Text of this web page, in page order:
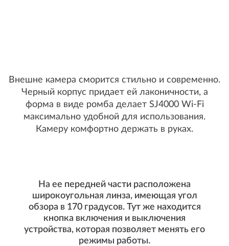
Внешне камера сморится стильно и современно.
Черный корпус придает ей лаконичности, а
форма в виде ромба делает SJ4000 Wi-Fi
максимально удобной для использования.
Камеру комфортно держать в руках.
На ее передней части расположена
широкоугольная линза, имеющая угол
обзора в 170 градусов. Тут же находится
кнопка включения и выключения
устройства, которая позволяет менять его
режимы работы.